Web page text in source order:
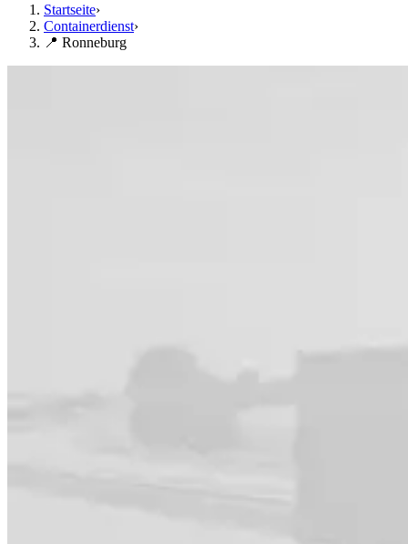
Startseite›
Containerdienst›
📍 Ronneburg